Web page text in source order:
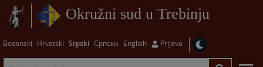
Okružni sud u Trebinju
Bosanski Hrvatski Srpski Српски English Prijava